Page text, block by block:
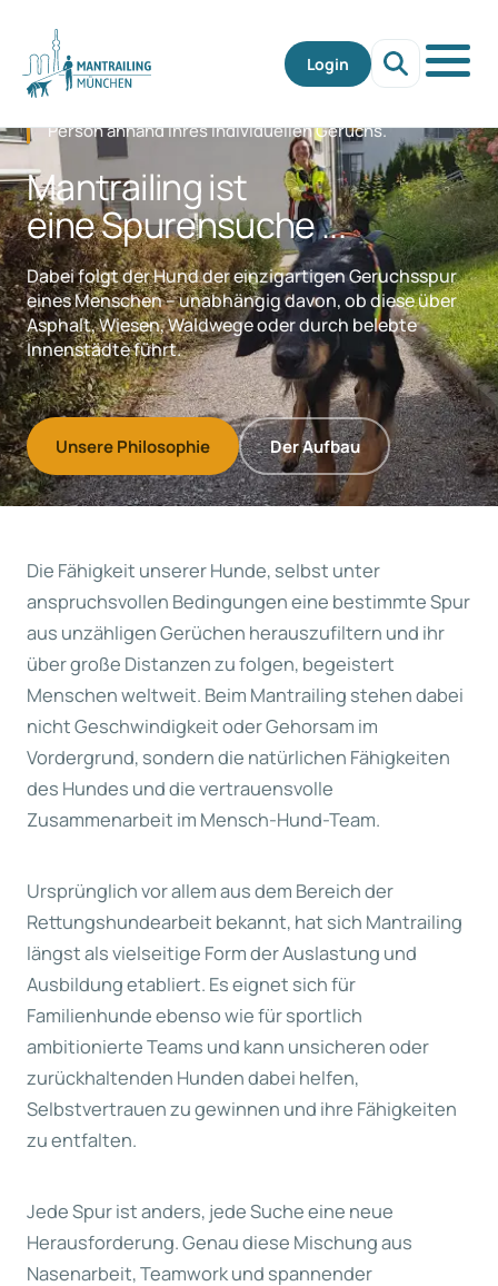
Login
Person anhand ihres individuellen Geruchs.
Mantrailing ist
eine Spurensuche ...
Dabei folgt der Hund der einzigartigen Geruchsspur
eines Menschen – unabhängig davon, ob diese über
Asphalt, Wiesen, Waldwege oder durch belebte
Innenstädte führt.
Unsere Philosophie Der Aufbau
Die Fähigkeit unserer Hunde, selbst unter
anspruchsvollen Bedingungen eine bestimmte Spur
aus unzähligen Gerüchen herauszufiltern und ihr
über große Distanzen zu folgen, begeistert
Menschen weltweit. Beim Mantrailing stehen dabei
nicht Geschwindigkeit oder Gehorsam im
Vordergrund, sondern die natürlichen Fähigkeiten
des Hundes und die vertrauensvolle
Zusammenarbeit im Mensch-Hund-Team.
Ursprünglich vor allem aus dem Bereich der
Rettungshundearbeit bekannt, hat sich Mantrailing
längst als vielseitige Form der Auslastung und
Ausbildung etabliert. Es eignet sich für
Familienhunde ebenso wie für sportlich
ambitionierte Teams und kann unsicheren oder
zurückhaltenden Hunden dabei helfen,
Selbstvertrauen zu gewinnen und ihre Fähigkeiten
zu entfalten.
Jede Spur ist anders, jede Suche eine neue
Herausforderung. Genau diese Mischung aus
Nasenarbeit, Teamwork und spannender